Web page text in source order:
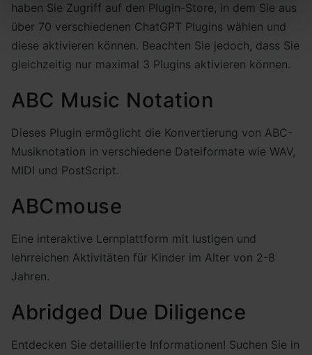
haben Sie Zugriff auf den Plugin-Store, in dem Sie aus
über 70 verschiedenen ChatGPT Plugins wählen und
diese aktivieren können. Beachten Sie jedoch, dass Sie
gleichzeitig nur maximal 3 Plugins aktivieren können.
ABC Music Notation
Dieses Plugin ermöglicht die Konvertierung von ABC-
Musiknotation in verschiedene Dateiformate wie WAV,
MIDI und PostScript.
ABCmouse
Eine interaktive Lernplattform mit lustigen und
lehrreichen Aktivitäten für Kinder im Alter von 2-8
Jahren.
Abridged Due Diligence
Entdecken Sie detaillierte Informationen! Suchen Sie in